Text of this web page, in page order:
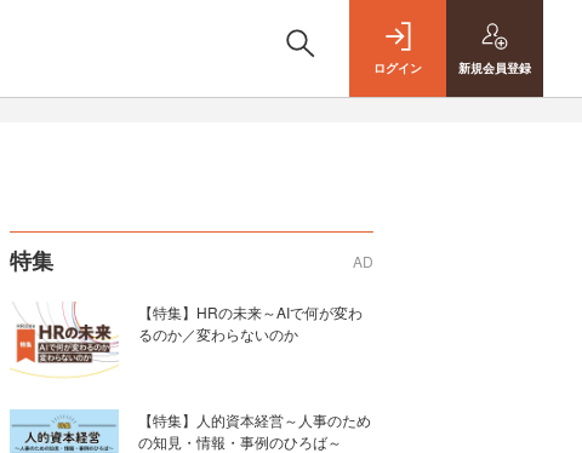
ログイン 新規会員登録
特集 AD
【特集】HRの未来～AIで何が変わ
るのか／変わらないのか
【特集】人的資本経営～人事のため
の知見・情報・事例のひろば～